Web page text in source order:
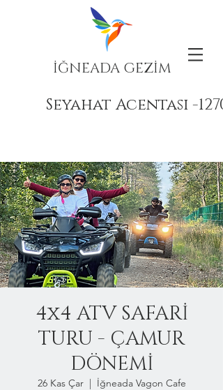
İĞNEADA GEZİM
Seyahat Acentası -
4x4 ATV SAFARİ
TURU - ÇAMUR
DÖNEMİ
26 Kas Çar
  |
İğneada Vagon Cafe